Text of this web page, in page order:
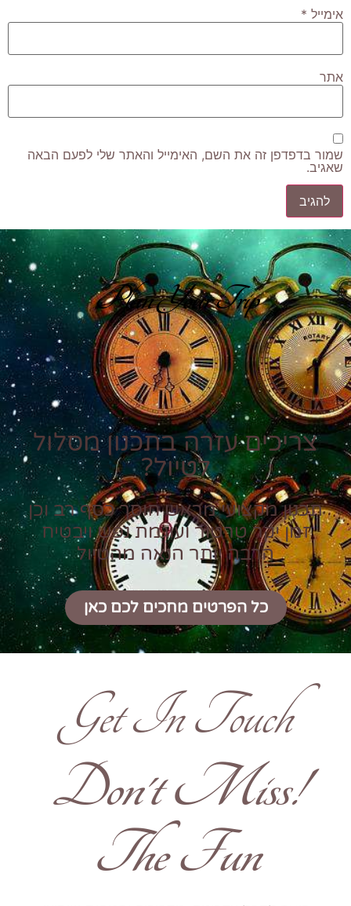
אימייל *
אתר
שמור בדפדפן זה את השם, האימייל והאתר שלי לפעם הבאה
שאגיב.
Plan Your Trip
צריכים עזרה בתכנון מסלול
לטיול?
תכנון מקצועי מראש חוסך כסף רב וכן
זמן יקר טרטור ועוגמת נפש ויבטיח
הרבה יותר הנאה מהטיול
כל הפרטים מחכים לכם כאן
Get In Touch
!Don't Miss
The Fun